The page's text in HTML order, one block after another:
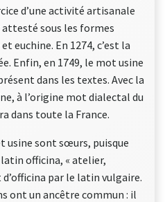
d’une activité artisanale
sous les formes
euchine. En 1274, c’est la
Enfin, en 1749, le mot usine
dans les textes. Avec la
à l’origine mot dialectal du
dans toute la France.
usine sont sœurs, puisque
officina, « atelier,
par le latin vulgaire.
ont un ancêtre commun : il